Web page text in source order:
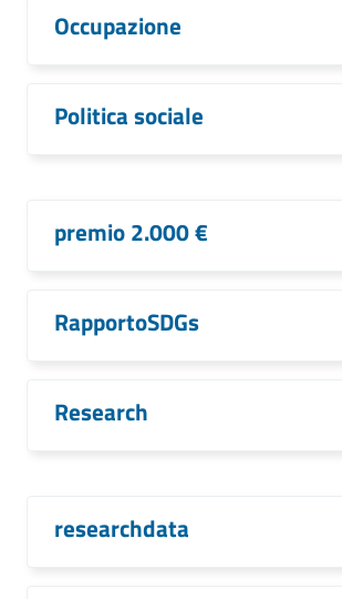
Occupazione
Politica sociale
premio 2.000 €
RapportoSDGs
Research
researchdata